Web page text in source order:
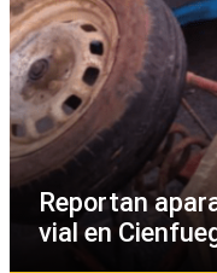
Reportan
vial en